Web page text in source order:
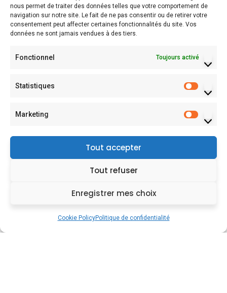
nous permet de traiter des données telles que votre comportement de
navigation sur notre site. Le fait de ne pas consentir ou de retirer votre
consentement peut affecter certaines fonctionnalités du site. Vos
données ne sont jamais vendues à des tiers.
Fonctionnel Toujours activé
Statistiques
Marketing
Tout accepter
Tout refuser
Enregistrer mes choix
Cookie PolicyPolitique de confidentialité